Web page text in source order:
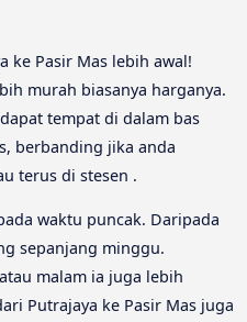
ke Pasir Mas lebih awal!
murah biasanya harganya.
tempat di dalam bas
berbanding jika anda
terus di stesen .
waktu puncak. Daripada
sepanjang minggu.
malam ia juga lebih
Putrajaya ke Pasir Mas juga